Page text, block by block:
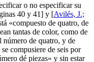
o no especificar su
40 y 41] y [Avilés, J.;
«compuesto de quatro, de
tantas de color, como de
número de quatro, y de
compusiere de seis por
dé piezas» y sin estar